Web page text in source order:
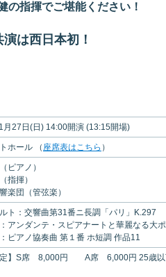
の指揮でご堪能ください！
は西日本初！
月27日(日) 14:00開演 (13:15開場)
ホール （ 座席表はこちら ）
ピアノ）
指揮）
楽団（管弦楽）
ト：交響曲第31番ニ長調「パリ」K.297
アンダンテ・スピアナートと華麗なる大
ピアノ協奏曲 第１番 ホ短調 作品11
定】S席 8,000円 A席 6,000円 25歳